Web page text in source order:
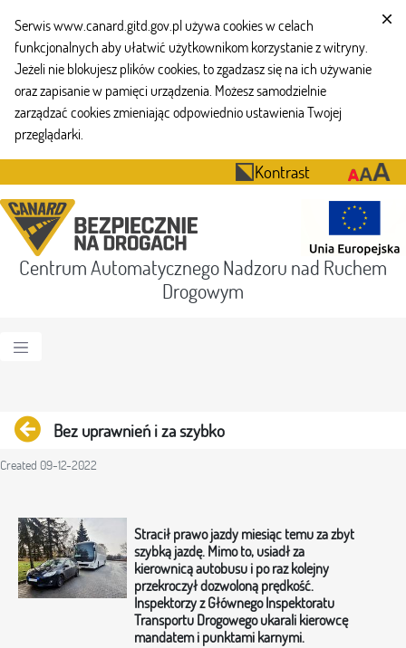
Serwis www.canard.gitd.gov.pl używa cookies w celach
funkcjonalnych aby ułatwić użytkownikom korzystanie z witryny.
Jeżeli nie blokujesz plików cookies, to zgadzasz się na ich używanie
oraz zapisanie w pamięci urządzenia. Możesz samodzielnie
zarządzać cookies zmieniając odpowiednio ustawienia Twojej
przeglądarki.
Kontrast
Centrum Automatycznego Nadzoru nad Ruchem
Drogowym
BackBez uprawnień i za szybko
Created 09-12-2022
Stracił prawo jazdy miesiąc temu za zbyt
szybką jazdę. Mimo to, usiadł za
kierownicą autobusu i po raz kolejny
przekroczył dozwoloną prędkość.
Inspektorzy z Głównego Inspektoratu
Transportu Drogowego ukarali kierowcę
mandatem i punktami karnymi.